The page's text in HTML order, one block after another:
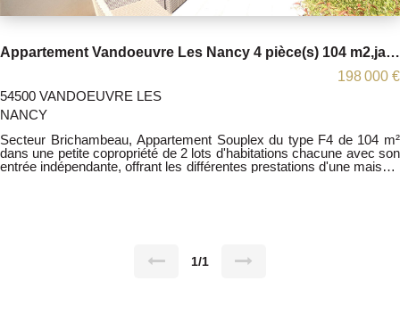
Appartement Vandoeuvre Les Nancy 4 pièce(s) 104 m2,jardin ,
198 000 €
54500 VANDOEUVRE LES
NANCY
Secteur Brichambeau, Appartement Souplex du type F4 de 104 m²
dans une petite copropriété de 2 lots d'habitations chacune avec son
entrée indépendante, offrant les différentes prestations d'une maison.
toutes informations complémentaires veuillez me contacter au : 06
1/1